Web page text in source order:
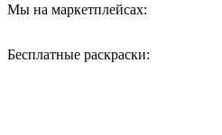
Мы на маркетплейсах:
Бесплатные раскраски: